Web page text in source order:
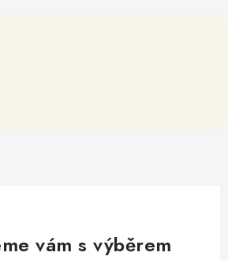
vám s výběrem